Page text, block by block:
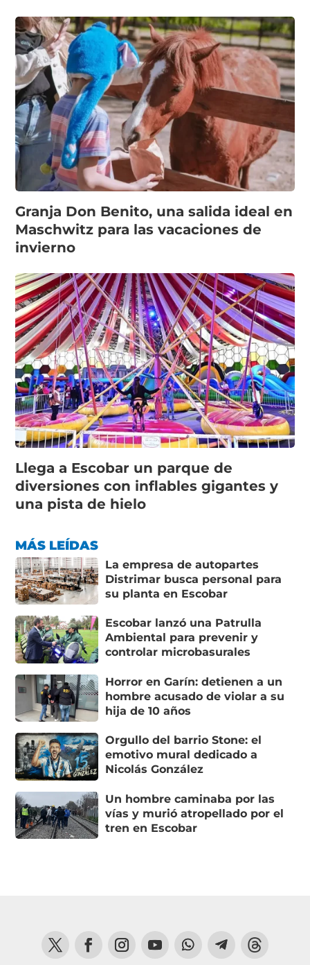
Granja Don Benito, una salida ideal en
Maschwitz para las vacaciones de
invierno
Llega a Escobar un parque de
diversiones con inflables gigantes y
una pista de hielo
MÁS LEÍDAS
La empresa de autopartes
Distrimar busca personal para
su planta en Escobar
Escobar lanzó una Patrulla
Ambiental para prevenir y
controlar microbasurales
Horror en Garín: detienen a un
hombre acusado de violar a su
hija de 10 años
Orgullo del barrio Stone: el
emotivo mural dedicado a
Nicolás González
Un hombre caminaba por las
vías y murió atropellado por el
tren en Escobar